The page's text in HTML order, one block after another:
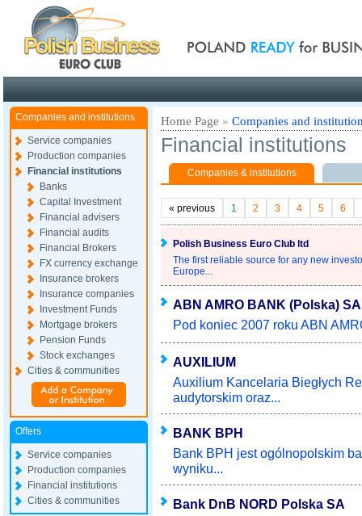
Companies and institutions
Service companies
Production companies
Financial institutions
Banks
Capital Investment
Financial advisers
Financial audits
Financial Brokers
FX currency exchange
Insurance brokers
Insurance companies
Investment Funds
Mortgage brokers
Pension Funds
Stock exchanges
Cities & communities
Offers
Service companies
Production companies
Financial institutions
Cities & communities
Home Page » Companies and
Financial institutions
Companies & institutions
« previous 1 2 3 4 5 6
Polish Business Euro Club ltd
The first reliable source for any new
Europe...
ABN AMRO BANK (Polska) SA
Pod koniec 2007 roku ABN
AUXILIUM
Auxilium Kancelaria Biegłych
audytorskim oraz...
BANK BPH
Bank BPH jest ogólnopolskim
wyniku...
Bank DnB NORD Polska SA